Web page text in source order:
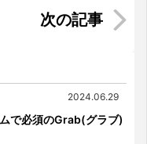
おすすめ週末海外
2024.06.29
で必須のGrab(グラブ)